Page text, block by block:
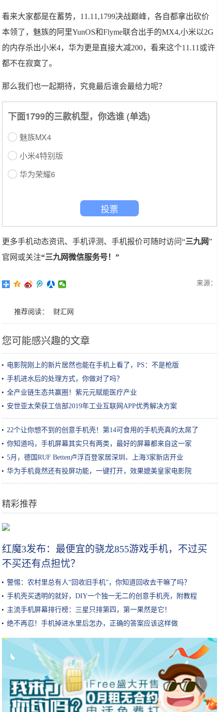
看来大家都是在蓄势，11.11,1799决战巅峰，各自都拿出砍价
本领了，魅族的阿里YunOS和Flyme联合出手的MX4,小米以2G
的内存杀出小米4，华为更是直接大减200，看来这个11.11或许
都不在寂寞了。
那么我们也一起期待，究竟最后谁会最给力呢？
下面1799的三款机型，你选谁 (单选)
魅族MX4
小米4特别版
华为荣耀6
投票
更多手机动态资讯、手机评测、手机报价可随时访问“三九网”
官网或关注“三九网微信服务号！”
来源：
推荐阅读： 财汇网
您可能感兴趣的文章
电影院刚上的新片居然也能在手机上看了，PS：不是枪版
手机进水后的处理方式，你做对了吗？
全产业链生态共赢圈！紫元元赋能医疗产业
安世亚太荣获工信部2019年工业互联网APP优秀解决方案
22个让你想不到的创意手机壳！第14可食用的手机壳真的太屌了
你知道吗，手机屏幕其实只有两类，最好的屏幕都来自这一家
5月，德国RUF Betten卢浮百登家居深圳、上海3家新店开业
华为手机竟然还有投屏功能，一键打开，效果媲美皇家电影院
精彩推荐
红魔3发布：最便宜的骁龙855游戏手机，不过买
不买还有点担忧？
警惕：农村里总有人“回收旧手机”，你知道回收去干嘛了吗？
手机壳买透明的就好，DIY一个独一无二的创意手机壳，附教程
主流手机屏幕排行榜：三星只排第四，第一果然是它！
绝不再忍！手机掉进水里后怎办，正确的答案应该这样做